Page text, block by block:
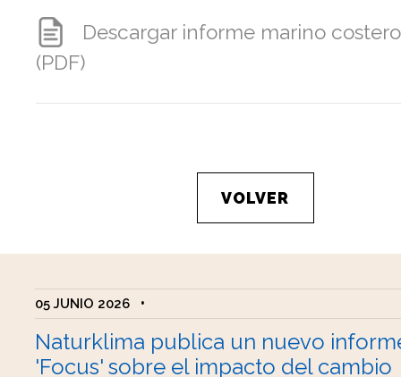
Descargar informe marino
(PDF)
VOLVER
05 JUNIO 2026 •
Naturklima publica un nuevo
'Focus' sobre el impacto del cambio